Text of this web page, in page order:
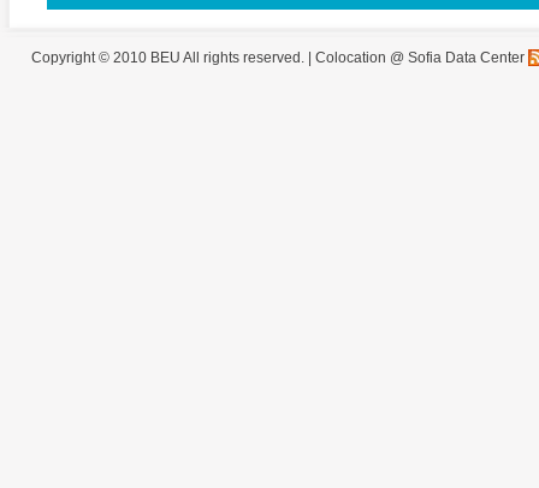
Copyright © 2010 BEU All rights reserved. | Colocation @ Sofia Data Center